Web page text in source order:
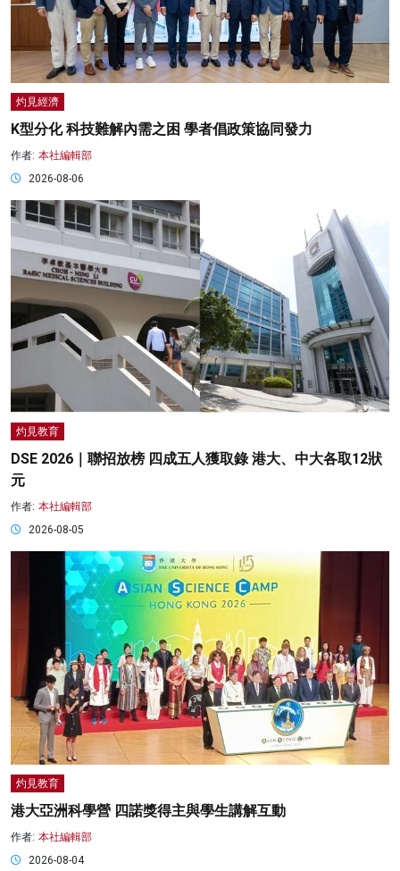
灼見經濟
K型分化 科技難解內需之困 學者倡政策協同發力
作者: 本社編輯部
2026-08-06
灼見教育
DSE 2026｜聯招放榜 四成五人獲取錄 港大、中大各取12狀
元
作者: 本社編輯部
2026-08-05
灼見教育
港大亞洲科學營 四諾獎得主與學生講解互動
作者: 本社編輯部
2026-08-04